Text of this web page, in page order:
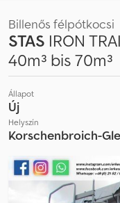
Billenős félpótkocsi
STAS IRON
40m³ bis 70m³
Állapot
Új
Helyszín
Korschenbroich-